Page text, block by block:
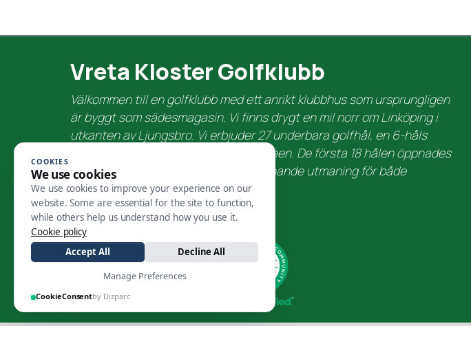
Vreta Kloster Golfklubb
Välkommen till en golfklubb med ett anrikt klubbhus som ursprungligen
är byggt som sädesmagasin. Vi finns drygt en mil norr om Linköping i
utkanten av Ljungsbro. Vi erbjuder 27 underbara golfhål, en 6-håls
korthålsbana samt putt/chippningsgreen. De första 18 hålen öppnades
1990 och är par 72. Banan är en spännande utmaning för både
medelgolfaren och låghandicapparen.
COOKIES
We use cookies
We use cookies to improve your experience on our
website. Some are essential for the site to function,
while others help us understand how you use it.
Cookie policy
Accept All
Decline All
Manage Preferences
CookieConsentby Dizparc